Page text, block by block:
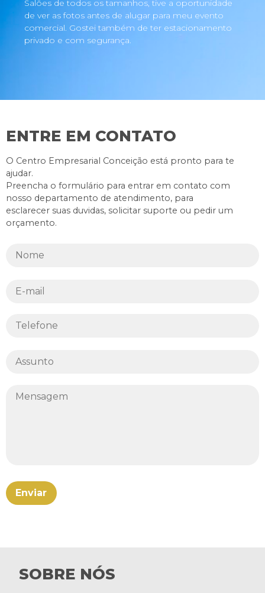
Salões de todos os tamanhos, tive a oportunidade
de ver as fotos antes de alugar para meu evento
comercial. Gostei também de ter estacionamento
privado e com segurança.
ENTRE EM CONTATO
O Centro Empresarial Conceição está pronto para te
ajudar.
Preencha o formulário para entrar em contato com
nosso departamento de atendimento, para
esclarecer suas duvidas, solicitar suporte ou pedir um
orçamento.
SOBRE NÓS